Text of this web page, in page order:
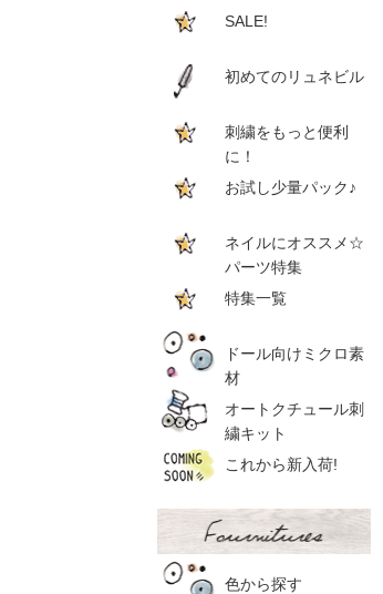
SALE!
初めてのリュネビル
刺繍をもっと便利
に！
お試し少量パック♪
ネイルにオススメ☆
パーツ特集
特集一覧
ドール向けミクロ素
材
オートクチュール刺
繍キット
これから新入荷!
色から探す